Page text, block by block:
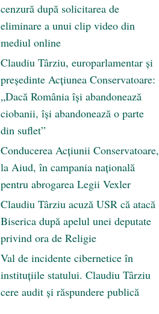
cenzură după solicitarea de
eliminare a unui clip video din
mediul online
Claudiu Târziu, europarlamentar și
președinte Acțiunea Conservatoare:
„Dacă România își abandonează
ciobanii, își abandonează o parte
din suflet”
Conducerea Acțiunii Conservatoare,
la Aiud, în campania națională
pentru abrogarea Legii Vexler
Claudiu Târziu acuză USR că atacă
Biserica după apelul unei deputate
privind ora de Religie
Val de incidente cibernetice în
instituțiile statului. Claudiu Târziu
cere audit și răspundere publică